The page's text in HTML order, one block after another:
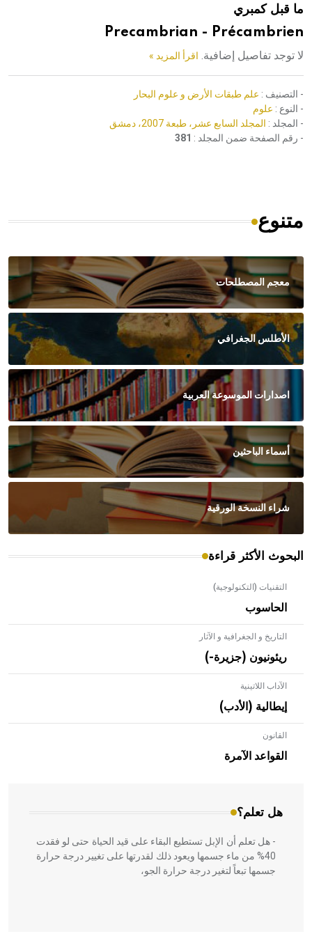
هيئة الموسوعة العربية تطلق موسوعات جديدة في عام 2026ما قبل كمبري
Precambrian - Précambrien
لا توجد تفاصيل إضافية. اقرأ المزيد »
- التصنيف : علم طبقات الأرض و علوم البحار
- النوع : علوم
- المجلد : المجلد السابع عشر، طبعة 2007، دمشق
- رقم الصفحة ضمن المجلد : 381
متنوع
معجم المصطلحات
الأطلس الجغرافي
اصدارات الموسوعة العربية
أسماء الباحثين
شراء النسخة الورقية
البحوث الأكثر قراءة
التقنيات (التكنولوجية)
الحاسوب
التاريخ و الجغرافية و الآثار
ريئونيون (جزيرة-)
الآداب اللاتينية
إيطالية (الأدب)
القانون
القواعد الآمرة
هل تعلم؟
- هل تعلم أن الأبلق نوع من الفنون الهندسية التي ارتبطت
بالعمارة الإسلامية في بلاد الشام ومصر خاصة، حيث يحرص
المعمار على بناء مداميكه وخاصة في الواجهات
- هل تعلم أن الإبل تستطيع البقاء على قيد الحياة حتى لو فقدت
40% من ماء جسمها ويعود ذلك لقدرتها على تغيير درجة حرارة
جسمها تبعاً لتغير درجة حرارة الجو،